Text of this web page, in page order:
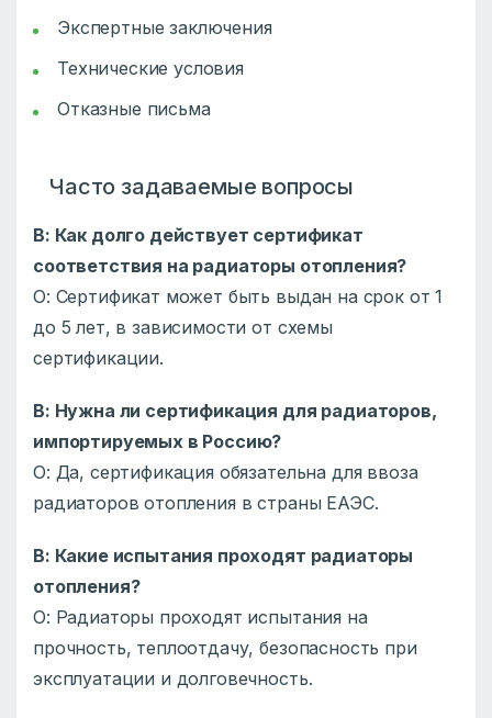
Экспертные заключения
Технические условия
Отказные письма
Часто задаваемые вопросы
В: Как долго действует сертификат
соответствия на радиаторы отопления?
О: Сертификат может быть выдан на срок от 1
до 5 лет, в зависимости от схемы
сертификации.
В: Нужна ли сертификация для радиаторов,
импортируемых в Россию?
О: Да, сертификация обязательна для ввоза
радиаторов отопления в страны ЕАЭС.
В: Какие испытания проходят радиаторы
отопления?
О: Радиаторы проходят испытания на
прочность, теплоотдачу, безопасность при
эксплуатации и долговечность.